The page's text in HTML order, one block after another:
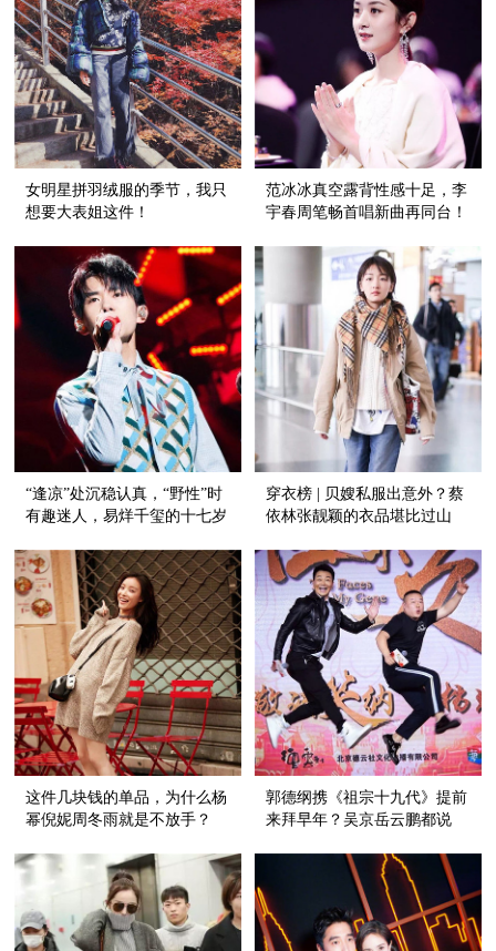
女明星拼羽绒服的季节，我只
想要大表姐这件！
范冰冰真空露背性感十足，李
宇春周笔畅首唱新曲再同台！
“逢凉”处沉稳认真，“野性”时
有趣迷人，易烊千玺的十七岁
穿衣榜 | 贝嫂私服出意外？蔡
依林张靓颖的衣品堪比过山
这件几块钱的单品，为什么杨
幂倪妮周冬雨就是不放手？
郭德纲携《祖宗十九代》提前
来拜早年？吴京岳云鹏都说